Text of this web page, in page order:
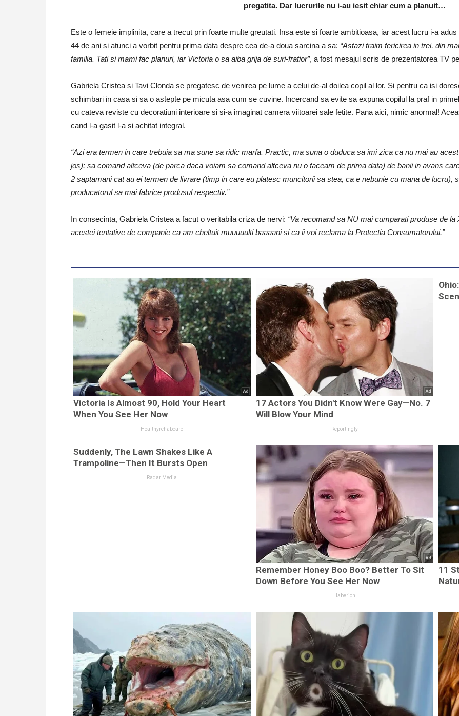
pregatita. Dar lucrurile nu i-au iesit chiar cum a planuit…
Este o femeie implinita, care a trecut prin foarte multe greutati. Insa este si foarte ambitioasa, iar acest lucru i-a
44 de ani si atunci a vorbit pentru prima data despre cea de-a doua sarcina a sa: “Astazi traim fericirea in trei, din
familia. Tati si mami fac planuri, iar Victoria o sa aiba grija de suri-fratior”, a fost mesajul scris de prezentatorea TV
Gabriela Cristea si Tavi Clonda se pregatesc de venirea pe lume a celui de-al doilea copil al lor. Si pentru ca isi
schimbari in casa si sa o astepte pe micuta asa cum se cuvine. Incercand sa evite sa expuna copilul la praf in
cu cateva reviste cu decoratiuni interioare si si-a imaginat camera viitoarei sale fetite. Pana aici, nimic anormal!
cand l-a gasit l-a si achitat integral.
“Azi era termen in care trebuia sa ma sune sa ridic marfa. Practic, ma suna o duduca sa imi zica ca nu mai au
jos): sa comand altceva (de parca daca voiam sa comand altceva nu o faceam de prima data) de banii in avans
2 saptamani cat au ei termen de livrare (timp in care eu platesc muncitorii sa stea, ca e nebunie cu mana de lucru),
producatorul sa mai fabrice produsul respectiv.”
In consecinta, Gabriela Cristea a facut o veritabila criza de nervi: “Va recomand sa NU mai cumparati produse de
acestei tentative de companie ca am cheltuit muuuuulti baaaani si ca ii voi reclama la Protectia Consumatorului.”